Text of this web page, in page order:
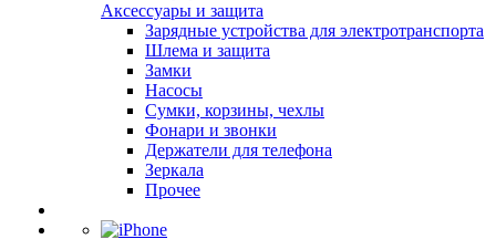
Аксессуары и защита
Зарядные устройства для электротранспорта
Шлема и защита
Замки
Насосы
Сумки, корзины, чехлы
Фонари и звонки
Держатели для телефона
Зеркала
Прочее